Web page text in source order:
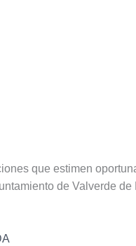
que estimen
de Valverde